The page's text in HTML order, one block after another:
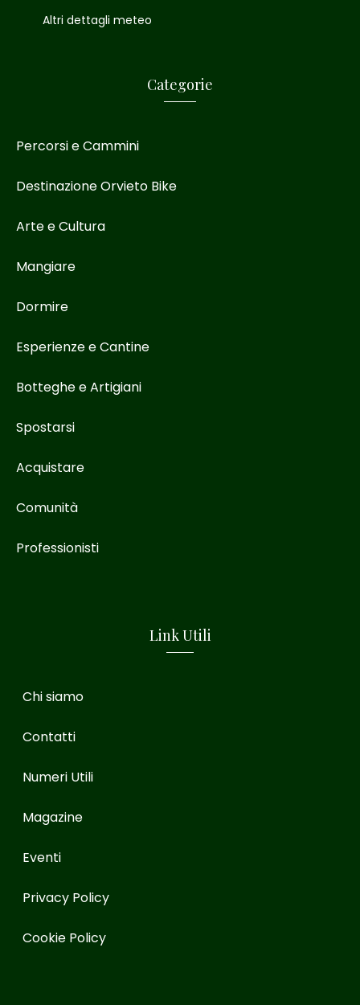
Altri dettagli meteo
Categorie
Percorsi e Cammini
Destinazione Orvieto Bike
Arte e Cultura
Mangiare
Dormire
Esperienze e Cantine
Botteghe e Artigiani
Spostarsi
Acquistare
Comunità
Professionisti
Link Utili
Chi siamo
Contatti
Numeri Utili
Magazine
Eventi
Privacy Policy
Cookie Policy